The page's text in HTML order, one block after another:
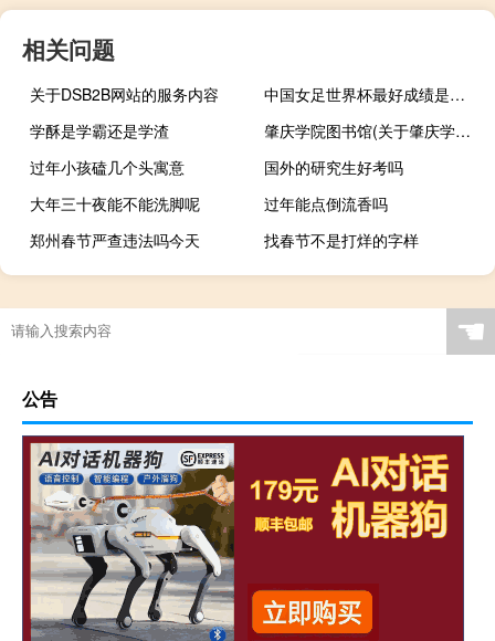
相关问题
关于DSB2B网站的服务内容
中国女足世界杯最好成绩是第几名（中国女足世界杯最好成绩）
学酥是学霸还是学渣
肇庆学院图书馆(关于肇庆学院图书馆简述)
过年小孩磕几个头寓意
国外的研究生好考吗
大年三十夜能不能洗脚呢
过年能点倒流香吗
郑州春节严查违法吗今天
找春节不是打烊的字样
过年送礼送手表什么意思
☚
公告